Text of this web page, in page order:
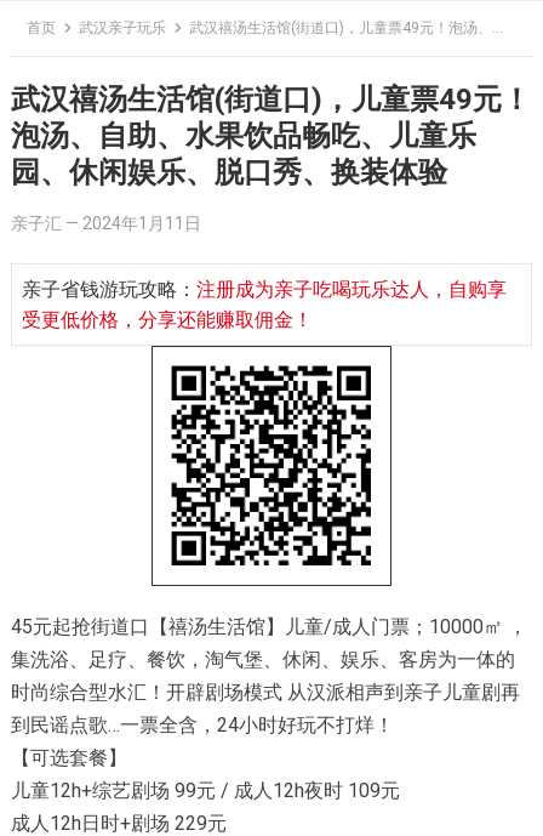
首页 武汉亲子玩乐 武汉禧汤生活馆(街道口)，儿童票49元！泡汤、自助、水果饮品畅吃、儿童乐园、休闲娱乐、脱口秀、换装体验
武汉禧汤生活馆(街道口)，儿童票49元！
泡汤、自助、水果饮品畅吃、儿童乐
园、休闲娱乐、脱口秀、换装体验
亲子汇 — 2024年1月11日
亲子省钱游玩攻略： 注册成为亲子吃喝玩乐达人，自购享
受更低价格，分享还能赚取佣金！
45元起抢街道口【禧汤生活馆】儿童/成人门票；10000㎡ ，
集洗浴、足疗、餐饮，淘气堡、休闲、娱乐、客房为一体的
时尚综合型水汇！开辟剧场模式 从汉派相声到亲子儿童剧再
到民谣点歌…一票全含，24小时好玩不打烊！
【可选套餐】
儿童12h+综艺剧场 99元 / 成人12h夜时 109元
成人12h日时+剧场 229元